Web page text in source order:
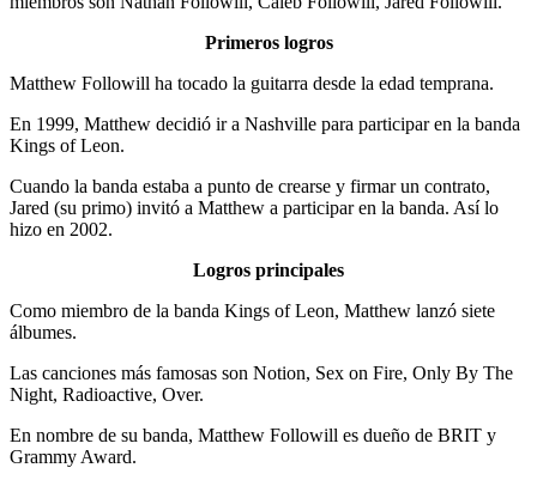
Primeros logros
Matthew Followill ha tocado la guitarra desde la edad temprana.
En 1999, Matthew decidió ir a Nashville para participar en la banda
Kings of Leon.
Cuando la banda estaba a punto de crearse y firmar un contrato,
Jared (su primo) invitó a Matthew a participar en la banda. Así lo
hizo en 2002.
Logros principales
Como miembro de la banda Kings of Leon, Matthew lanzó siete
álbumes.
Las canciones más famosas son Notion, Sex on Fire, Only By The
Night, Radioactive, Over.
En nombre de su banda, Matthew Followill es dueño de BRIT y
Grammy Award.